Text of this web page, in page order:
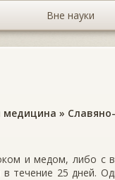
Вне науки
медицина »
и медом, либо с
течение 25 дней.